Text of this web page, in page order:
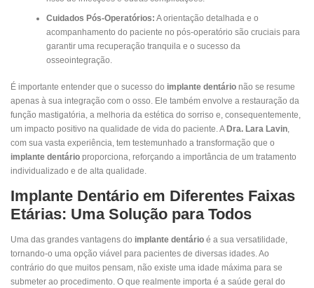
Cuidados Pós-Operatórios: A orientação detalhada e o
acompanhamento do paciente no pós-operatório são cruciais para
garantir uma recuperação tranquila e o sucesso da
osseointegração.
É importante entender que o sucesso do implante dentário não se resume
apenas à sua integração com o osso. Ele também envolve a restauração da
função mastigatória, a melhoria da estética do sorriso e, consequentemente,
um impacto positivo na qualidade de vida do paciente. A Dra. Lara Lavin,
com sua vasta experiência, tem testemunhado a transformação que o
implante dentário proporciona, reforçando a importância de um tratamento
individualizado e de alta qualidade.
Implante Dentário em Diferentes Faixas
Etárias: Uma Solução para Todos
Uma das grandes vantagens do implante dentário é a sua versatilidade,
tornando-o uma opção viável para pacientes de diversas idades. Ao
contrário do que muitos pensam, não existe uma idade máxima para se
submeter ao procedimento. O que realmente importa é a saúde geral do